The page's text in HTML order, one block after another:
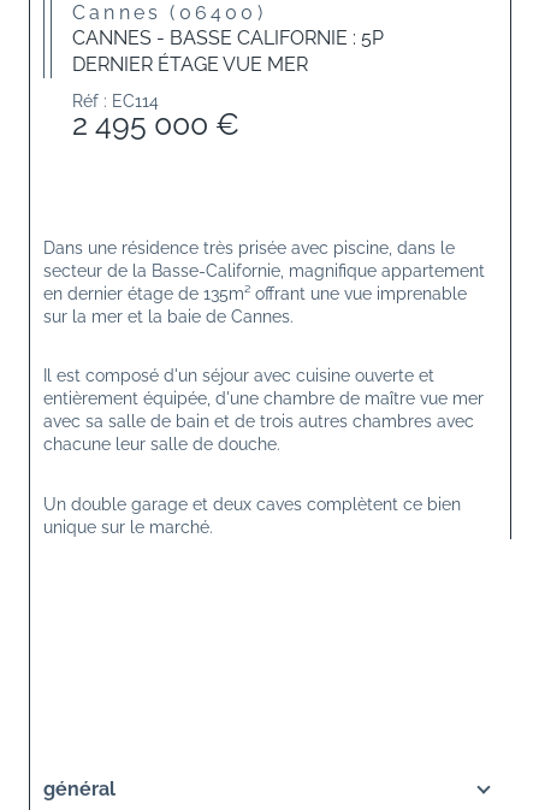
Cannes (06400)
CANNES - BASSE CALIFORNIE : 5P
DERNIER ÉTAGE VUE MER
Réf : EC114
2 495 000 €
Dans une résidence très prisée avec piscine, dans le
secteur de la Basse-Californie, magnifique appartement
en dernier étage de 135m² offrant une vue imprenable
sur la mer et la baie de Cannes.
Il est composé d'un séjour avec cuisine ouverte et
entièrement équipée, d'une chambre de maître vue mer
avec sa salle de bain et de trois autres chambres avec
chacune leur salle de douche.
Un double garage et deux caves complètent ce bien
unique sur le marché.
général